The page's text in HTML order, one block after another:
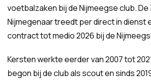
voetbalzaken bij de Nijmeegse club.
Nijmegenaar treedt per direct in dienst
contract tot medio 2026 bij de
Kersten werkte eerder van 2007 tot
begon bij de club als scout en sinds